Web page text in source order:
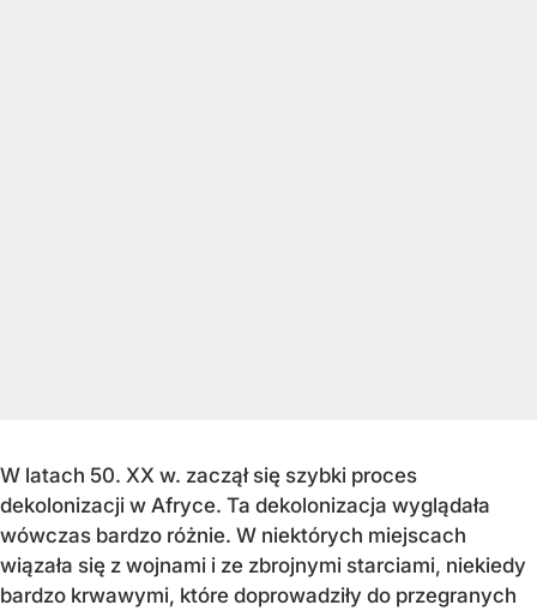
W latach 50. XX w. zaczął się szybki proces
dekolonizacji w Afryce. Ta dekolonizacja wyglądała
wówczas bardzo różnie. W niektórych miejscach
wiązała się z wojnami i ze zbrojnymi starciami, niekiedy
bardzo krwawymi, które doprowadziły do przegranych